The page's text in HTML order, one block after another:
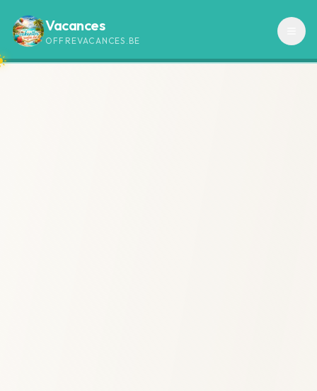
Vacances
OFFREVACANCES.BE